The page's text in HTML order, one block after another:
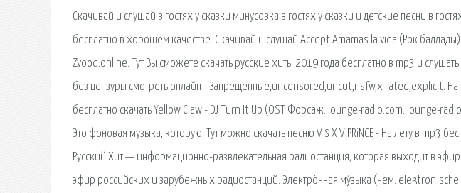
Скачивай и слушай в гостях у сказки минусовка в гостях у сказки и детские песни в
бесплатно в хорошем качестве. Скачивай и слушай Accept Amamas la vida (Рок
Zvooq.online. Тут Вы сможете скачать русские хиты 2019 года бесплатно в mp3 и
без цензуры смотреть онлайн - Запрещённые,uncensored,uncut,nsfw,x-rated,explicit. На
бесплатно скачать Yellow Claw - DJ Turn It Up (OST Форсаж. lounge-radio.com. lounge-
Это фоновая музыка, которую. Тут можно скачать песню V $ X V PRiNCE - На лету в mp3
Русский Хит — информационно-развлекательная радиостанция, которая выходит в
эфир российских и зарубежных радиостанций. Электро́нная му́зыка (нем.